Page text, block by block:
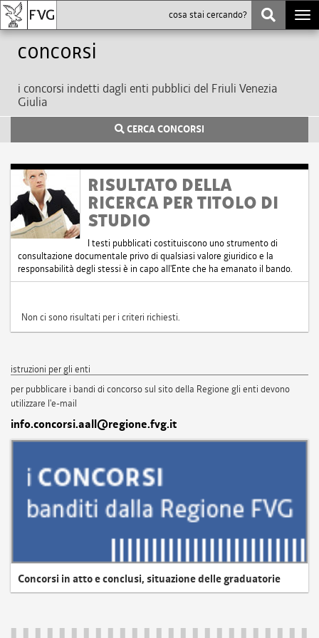
Concorsi
i concorsi indetti dagli enti pubblici del Friuli Venezia
Giulia
CERCA CONCORSI
RISULTATO DELLA
RICERCA PER TITOLO DI
STUDIO
I testi pubblicati costituiscono uno strumento di
consultazione documentale privo di qualsiasi valore giuridico e la
responsabilità degli stessi è in capo all'Ente che ha emanato il bando.
Non ci sono risultati per i criteri richiesti.
istruzioni per gli enti
per pubblicare i bandi di concorso sul sito della Regione gli enti devono
utilizzare l'e-mail
info.concorsi.aall@regione.fvg.it
Concorsi in atto e conclusi, situazione delle graduatorie